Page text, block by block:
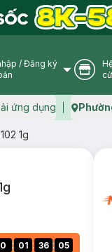
User Icon
/ Đăng ký
ứng dụng
1g
0 : 01 : 36 : 04